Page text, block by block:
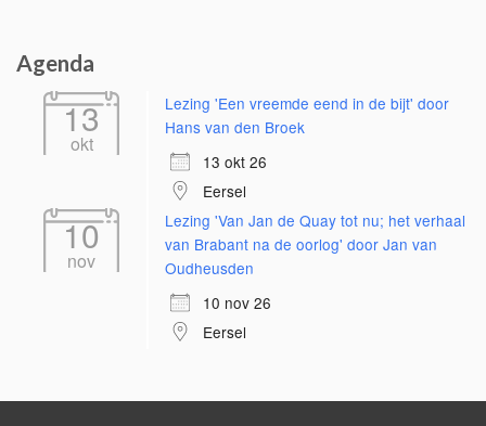
Agenda
13
okt
Lezing 'Een vreemde eend in de bijt' door
Hans van den Broek
13 okt 26
Eersel
10
nov
Lezing 'Van Jan de Quay tot nu; het verhaal
van Brabant na de oorlog' door Jan van
Oudheusden
10 nov 26
Eersel